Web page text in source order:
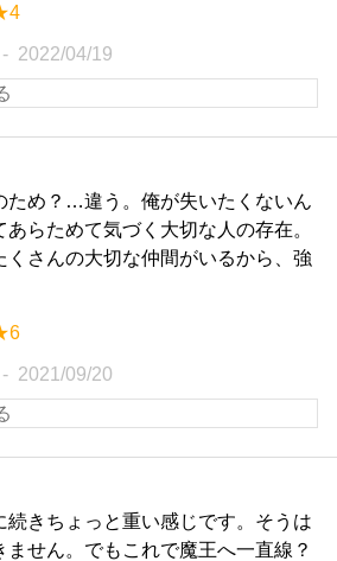
2022/04/19
ため？…違う。俺が失いたくないん
あらためて気づく大切な人の存在。
くさんの大切な仲間がいるから、強
2021/09/20
続きちょっと重い感じです。そうは
ません。でもこれで魔王へ一直線？